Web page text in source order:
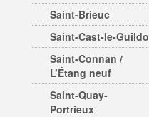
Saint-Brieuc
Saint-Cast-le-Guildo
Saint-Connan /
L’Étang neuf
Saint-Quay-
Portrieux